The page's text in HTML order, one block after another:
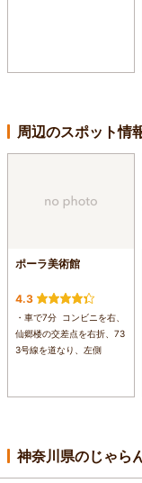
周辺のスポット情
ポーラ美術館
4.3
・車で7分 コンビニを右、
仙郷楼の交差点を右折、73
3号線を道なり、左側
神奈川県のじゃら